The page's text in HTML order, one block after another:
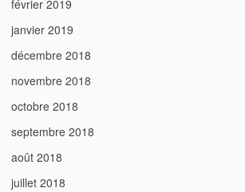
février 2019
janvier 2019
décembre 2018
novembre 2018
octobre 2018
septembre 2018
août 2018
juillet 2018